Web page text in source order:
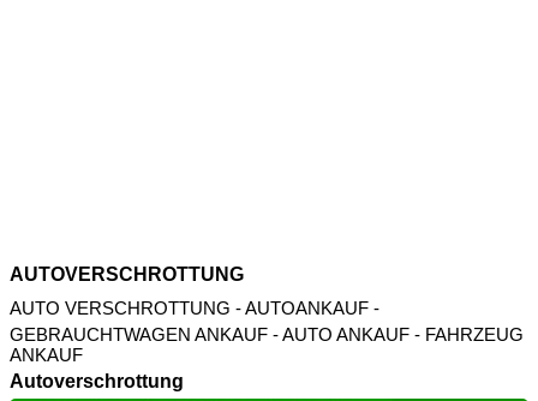
AUTOVERSCHROTTUNG
AUTO VERSCHROTTUNG - AUTOANKAUF -
GEBRAUCHTWAGEN ANKAUF - AUTO ANKAUF - FAHRZEUG
ANKAUF
Autoverschrottung